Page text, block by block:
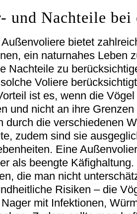
und Nachteile
bietet
ein naturnahes Leben
Nachteile zu
Voliere
ist es, wenn die
und nicht an ihre
durch die verschiedenen
zudem sind sie
Eine
als beengte
die man nicht
Risiken – die
mit Infektionen,